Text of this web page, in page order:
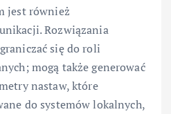
jest również
Rozwiązania
się do roli
mogą także generować
nastaw, które
do systemów lokalnych,